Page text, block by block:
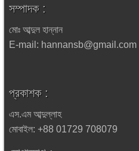
সম্পাদক :
মোঃ আব্দুল হান্নান
E-mail: hannansb@gmail.com
প্রকাশক :
এস.এম আব্দুল্লাহ
মোবাইল: +88 01729 708079